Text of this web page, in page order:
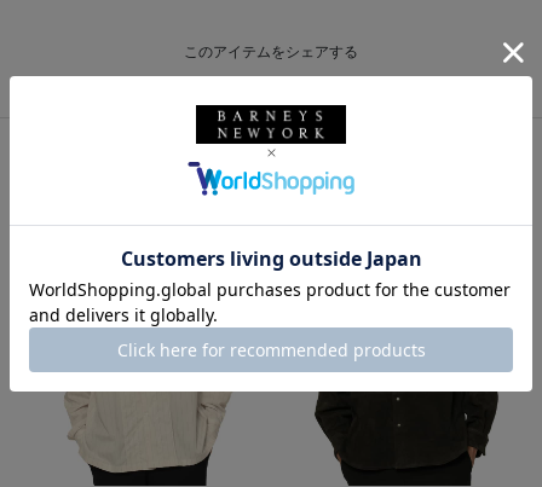
このアイテムをシェアする
同じカテゴリのアイテム